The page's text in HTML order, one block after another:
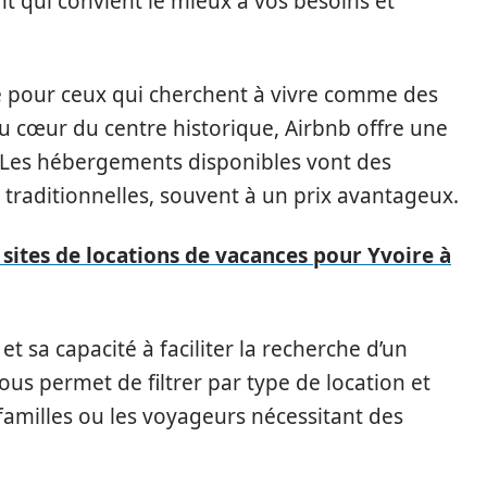
ceux qui cherchent à vivre comme des
cœur du centre historique, Airbnb offre une
hébergements disponibles vont des
souvent à un prix avantageux.
de locations de vacances pour Yvoire à
sa capacité à faciliter la recherche d’un
permet de filtrer par type de location et
ou les voyageurs nécessitant des